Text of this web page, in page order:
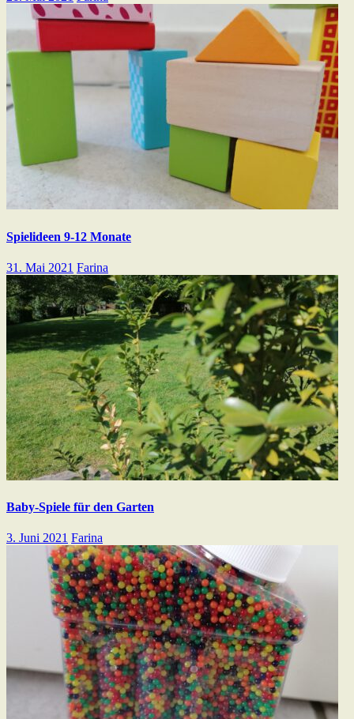
Spielideen 9-12 Monate
31. Mai 2021 Farina
Baby-Spiele für den Garten
3. Juni 2021 Farina